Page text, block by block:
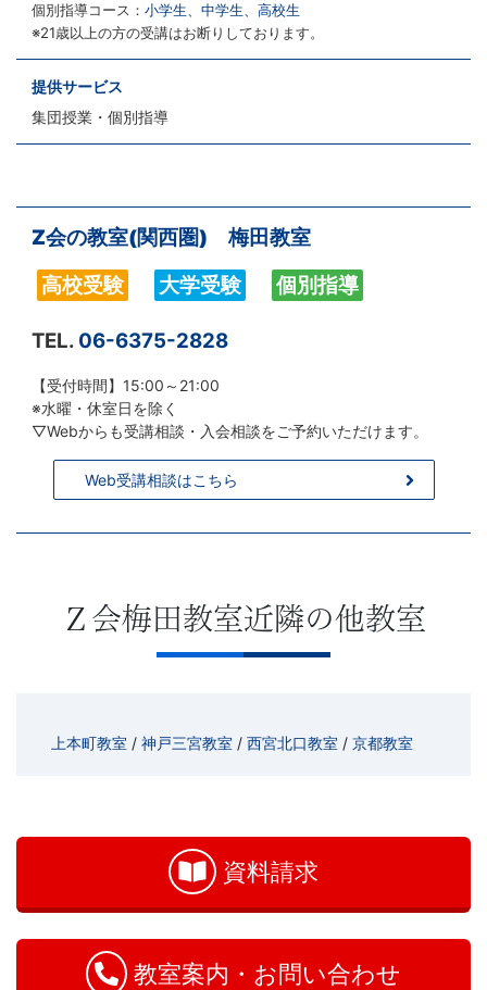
個別指導コース： 小学生、中学生、高校生
※21歳以上の方の受講はお断りしております。
提供サービス
集団授業・個別指導
Z会の教室(関西圏) 梅田教室
高校受験
大学受験 個別指導
TEL. 06-6375-2828
【受付時間】15:00～21:00
※水曜・休室日を除く
▽Webからも受講相談・入会相談をご予約いただけます。
Web受講相談はこちら
Ｚ会梅田教室近隣の他教室
上本町教室 / 神戸三宮教室 / 西宮北口教室 / 京都教室
資料請求
教室案内・お問い合わせ